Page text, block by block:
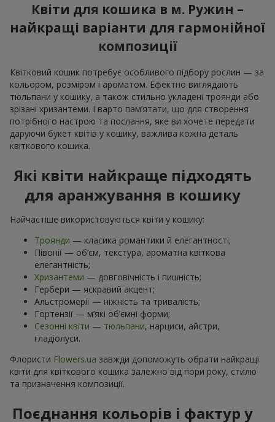
Квіти для кошика в м. Ружин –
найкращі варіанти для гармонійної
композиції
Квітковий кошик потребує особливого підбору рослин — за
кольором, розміром і ароматом. Ефектно виглядають
тюльпани у кошику, а також стильно укладені троянди або
зрізані хризантеми. І варто пам’ятати, що для створення
потрібного настрою та послання, яке ви хочете передати
даруючи букет квітів у кошику, важлива кожна деталь
квіткового кошика.
Які квіти найкраще підходять
для аранжування в кошику
Найчастіше використовуються квіти у кошику:
Троянди — класика романтики й елегантності;
Півонії — об’єм, текстура, ароматна квіткова
елегантність;
Хризантеми — довговічність і пишність;
Гербери — яскравий акцент;
Альстромерії — ніжність та тривалість;
Гортензії — м’які об’ємні форми;
Сезонні квіти — тюльпани, нарциси, айстри,
гладіолуси.
Флористи Flowers.ua завжди допоможуть обрати найкращі
квіти для квіткового кошика залежно від пори року, стилю
та призначення композиції.
Поєднання кольорів і фактур у